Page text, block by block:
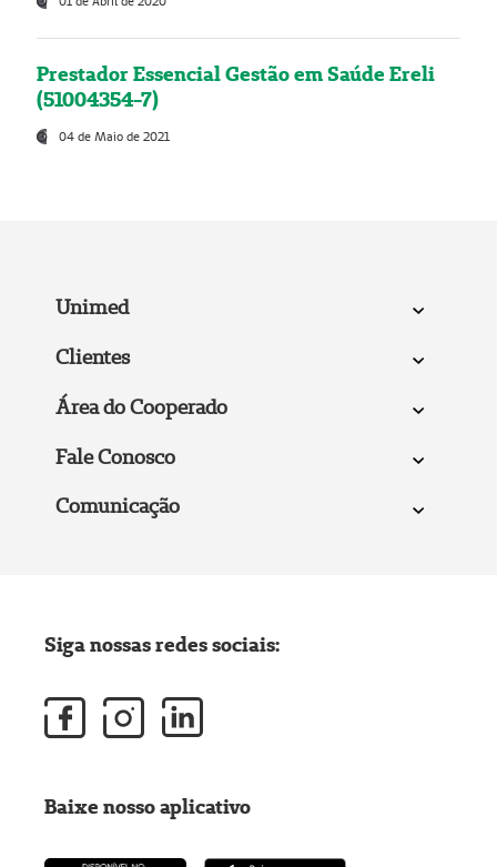
Prestador Essencial Gestão em Saúde Ereli
(51004354-7)
04 de Maio de 2021
Unimed
Clientes
Área do Cooperado
Fale Conosco
Comunicação
Siga nossas redes sociais:
Baixe nosso aplicativo